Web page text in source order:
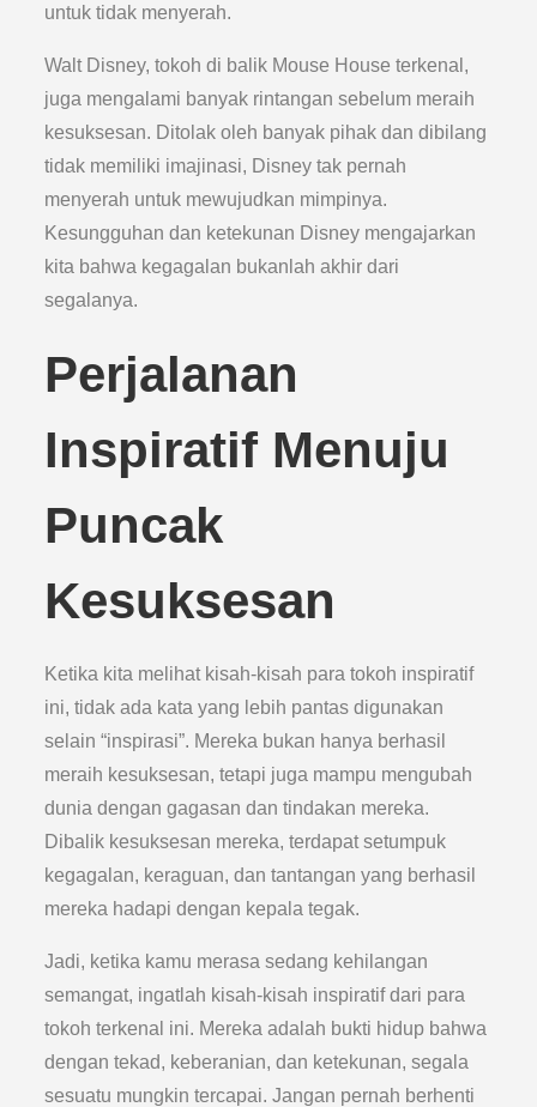
untuk tidak menyerah.
Walt Disney, tokoh di balik Mouse House terkenal,
juga mengalami banyak rintangan sebelum meraih
kesuksesan. Ditolak oleh banyak pihak dan dibilang
tidak memiliki imajinasi, Disney tak pernah
menyerah untuk mewujudkan mimpinya.
Kesungguhan dan ketekunan Disney mengajarkan
kita bahwa kegagalan bukanlah akhir dari
segalanya.
Perjalanan
Inspiratif Menuju
Puncak
Kesuksesan
Ketika kita melihat kisah-kisah para tokoh inspiratif
ini, tidak ada kata yang lebih pantas digunakan
selain “inspirasi”. Mereka bukan hanya berhasil
meraih kesuksesan, tetapi juga mampu mengubah
dunia dengan gagasan dan tindakan mereka.
Dibalik kesuksesan mereka, terdapat setumpuk
kegagalan, keraguan, dan tantangan yang berhasil
mereka hadapi dengan kepala tegak.
Jadi, ketika kamu merasa sedang kehilangan
semangat, ingatlah kisah-kisah inspiratif dari para
tokoh terkenal ini. Mereka adalah bukti hidup bahwa
dengan tekad, keberanian, dan ketekunan, segala
sesuatu mungkin tercapai. Jangan pernah berhenti